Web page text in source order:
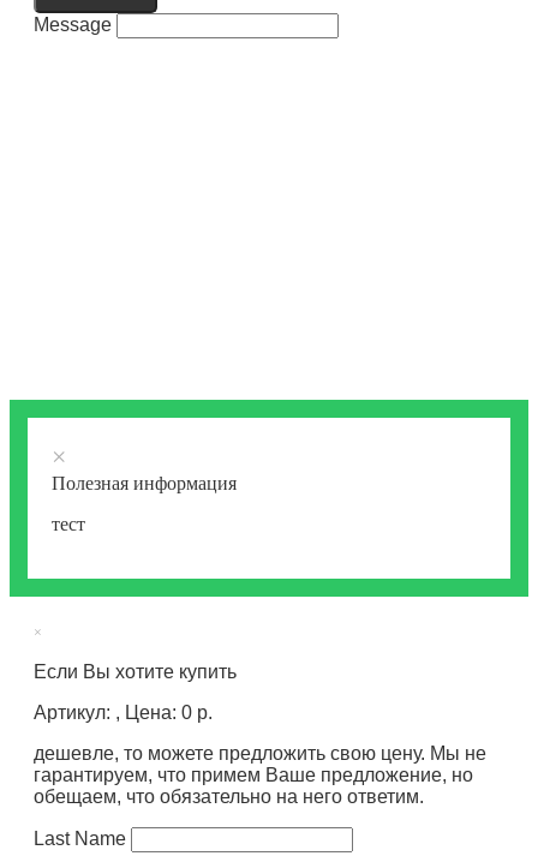
Message
×
Полезная информация
тест
×
Если Вы хотите купить
Артикул: , Цена: 0 р.
дешевле, то можете предложить свою цену. Мы не
гарантируем, что примем Ваше предложение, но
обещаем, что обязательно на него ответим.
Last Name